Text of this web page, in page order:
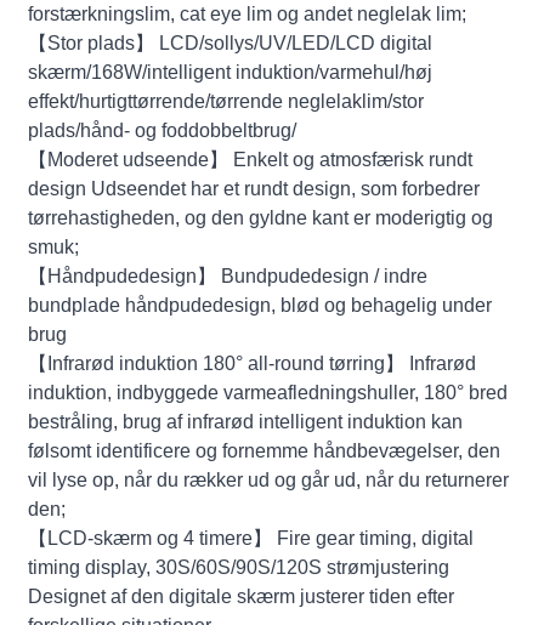
forstærkningslim, cat eye lim og andet neglelak lim;
【Stor plads】 LCD/sollys/UV/LED/LCD digital
skærm/168W/intelligent induktion/varmehul/høj
effekt/hurtigttørrende/tørrende neglelaklim/stor
plads/hånd- og foddobbeltbrug/
【Moderet udseende】 Enkelt og atmosfærisk rundt
design Udseendet har et rundt design, som forbedrer
tørrehastigheden, og den gyldne kant er moderigtig og
smuk;
【Håndpudedesign】 Bundpudedesign / indre
bundplade håndpudedesign, blød og behagelig under
brug
【Infrarød induktion 180° all-round tørring】 Infrarød
induktion, indbyggede varmeafledningshuller, 180° bred
bestråling, brug af infrarød intelligent induktion kan
følsomt identificere og fornemme håndbevægelser, den
vil lyse op, når du rækker ud og går ud, når du returnerer
den;
【LCD-skærm og 4 timere】 Fire gear timing, digital
timing display, 30S/60S/90S/120S strømjustering
Designet af den digitale skærm justerer tiden efter